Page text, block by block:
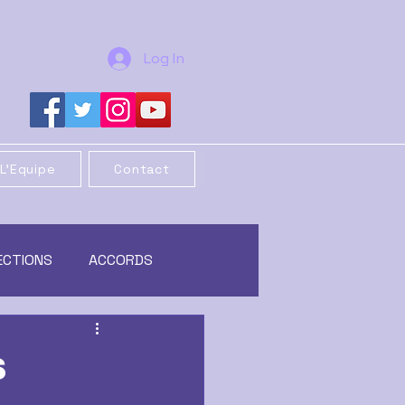
Log In
L'Equipe Contact
ACCORDS
REORGANISATION